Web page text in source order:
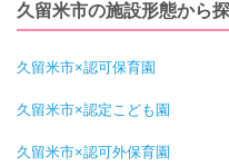
久留米市の施設形態から
久留米市×認可保育園
久留米市×認定こども園
久留米市×認可外保育園